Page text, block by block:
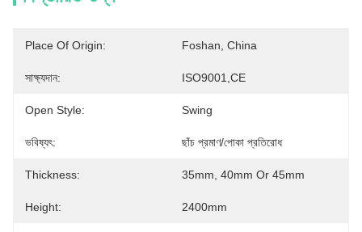
Place Of Origin: Foshan, China
সাক্ষ্যদান: ISO9001,CE
Open Style: Swing
ভবিষ্যৎ: ছাঁচ প্রমাণ/পোকা প্রতিরোধ
Thickness: 35mm, 40mm Or 45mm
Height: 2400mm